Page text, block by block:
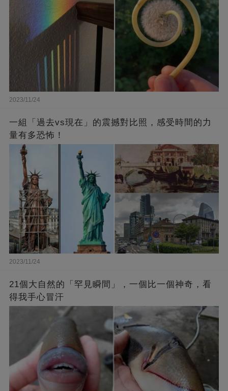
2023/11/24
一組「過去vs現在」的震撼對比照，感受時間的力
量有多恐怖！
2023/11/24
21個大自然的「罕見瞬間」，一個比一個神奇，看
得我手心冒汗